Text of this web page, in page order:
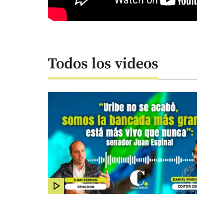
Todos los videos